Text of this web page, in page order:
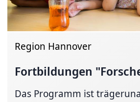
Region Hannover
Fortbildungen
Das Programm ist